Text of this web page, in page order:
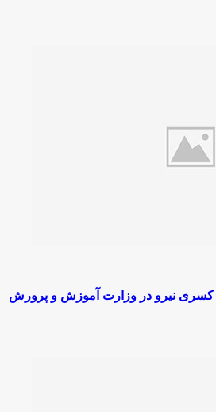
کسری نیرو در وزارت آموزش و پرورش